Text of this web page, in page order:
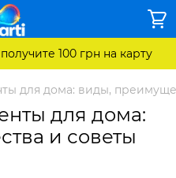
100 грн на карту
для дома: виды,
для дома:
и советы